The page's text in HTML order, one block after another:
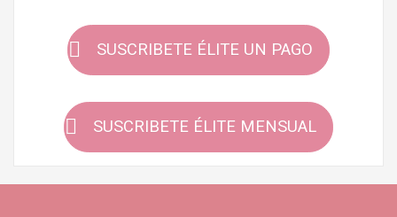
SUSCRIBETE ÉLITE UN PAGO
SUSCRIBETE ÉLITE MENSUAL